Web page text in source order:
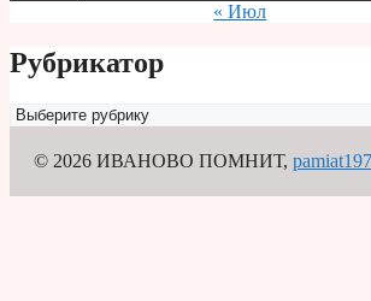
« Июл
Рубрикатор
Рубрикатор
© 2026 ИВАНОВО ПОМНИТ,